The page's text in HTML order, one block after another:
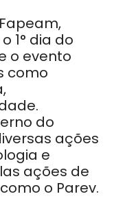
1° dia do
o evento
como
do
ações
e
ações de
o Parev.